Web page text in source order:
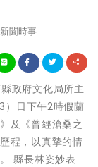
新聞時事
政府文化局所主
）日下午2時假蘭
及《曾經滄桑之
程，以真摯的情
縣長林姿妙表